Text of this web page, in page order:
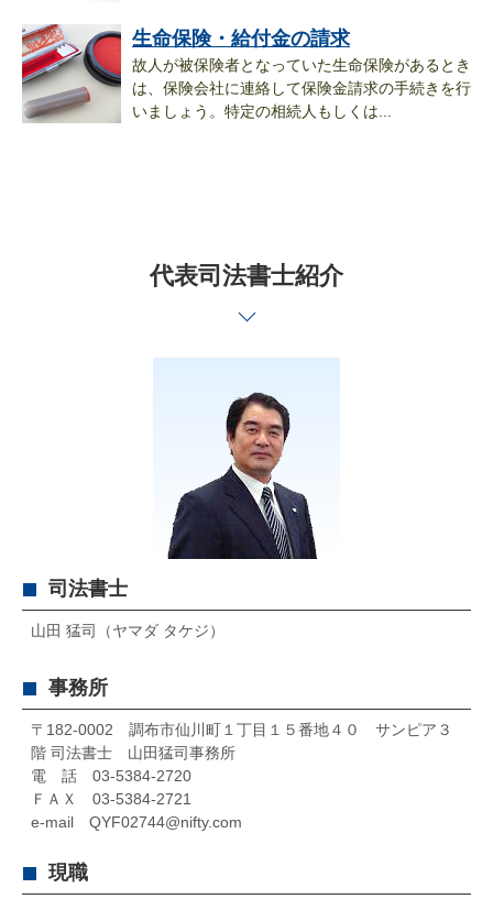
生命保険・給付金の請求
故人が被保険者となっていた生命保険があるとき
は、保険会社に連絡して保険金請求の手続きを行
いましょう。特定の相続人もしくは...
代表司法書士紹介
司法書士
山田 猛司（ヤマダ タケジ）
事務所
〒182-0002 調布市仙川町１丁目１５番地４０ サンピア３
階 司法書士 山田猛司事務所
電 話 03-5384-2720
ＦＡＸ 03-5384-2721
e-mail QYF02744@nifty.com
現職